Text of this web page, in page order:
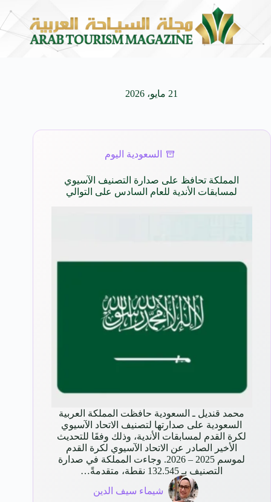
كيفنا.. في كل وجهة سحر خاص* 8 أغسطس 2026 افتتاح اكبر صالة
21 مايو، 2026
السعودية اليوم
المملكة تحافظ على صدارة التصنيف الآسيوي
لمسابقات الأندية للعام السادس على التوالي
محمد قنديل ـ السعودية ‏‎حافظت المملكة العربية
السعودية على صدارتها لتصنيف الاتحاد الآسيوي
لكرة القدم لمسابقات الأندية، وذلك وفقَا للتحديث
الأخير الصادر عن الاتحاد الآسيوي لكرة القدم
لموسم 2025 – 2026. وجاءت المملكة في صدارة
التصنيف بـ 132.545 نقطة، متقدمةً…
شيماء سيف الدين